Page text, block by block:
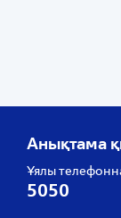
Анықтама
Ұялы
5050